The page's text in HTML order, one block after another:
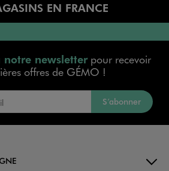
EN FRANCE
notre newsletterpour recevoir
offres de GÉMO !
S’abonner